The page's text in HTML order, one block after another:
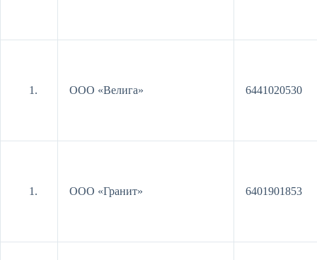
ООО «Велига» 6441020530
ООО «Гранит» 6401901853